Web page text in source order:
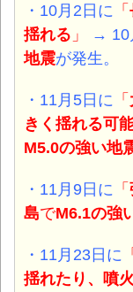
・10月2日に 「
揺れる 」 → 10
地震が発生。
・11月5日に 「
きく揺れる可
M5.0の強い地
・11月9日に 「
島でM6.1の強
・11月23日に 「
揺れたり、噴